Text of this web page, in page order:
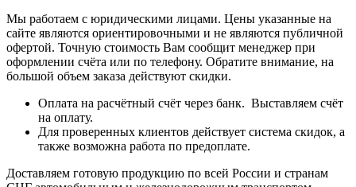
Мы работаем с юридическими лицами. Цены указанные на
сайте являются ориентировочными и не являются публичной
офертой. Точную стоимость Вам сообщит менеджер при
оформлении счёта или по телефону. Обратите внимание, на
большой объем заказа действуют скидки.
Оплата на расчётный счёт через банк. Выставляем счёт
на оплату.
Для проверенных клиентов действует система скидок, а
также возможна работа по предоплате.
Доставляем готовую продукцию по всей России и странам